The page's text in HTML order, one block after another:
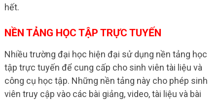
hết.
NỀN TẢNG HỌC TẬP TRỰC TUYẾN
Nhiều trường đại học hiện đại sử dụng nền tảng học
tập trực tuyến để cung cấp cho sinh viên tài liệu và
công cụ học tập. Những nền tảng này cho phép sinh
viên truy cập vào các bài giảng, video, tài liệu và bài